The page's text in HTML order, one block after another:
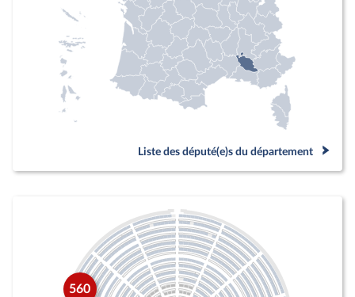
Liste des député(e)s du département
560